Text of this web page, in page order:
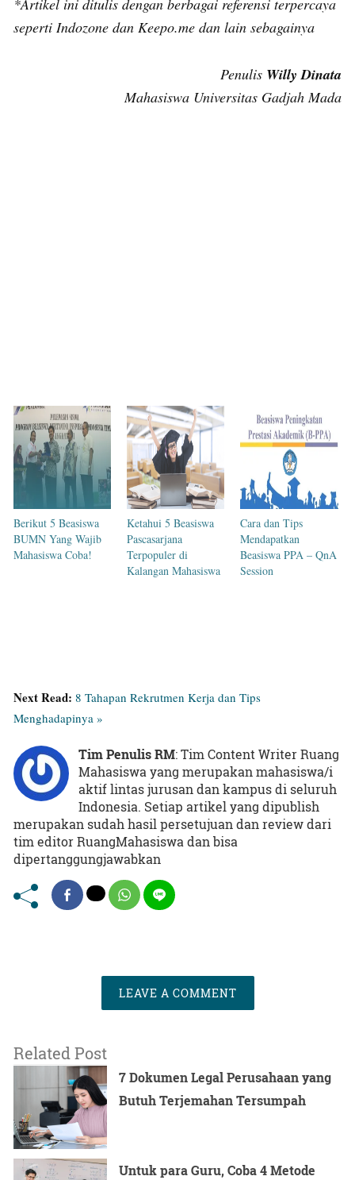
seperti Indozone dan Keepo.me dan lain sebagainya
Penulis Willy Dinata
Mahasiswa Universitas Gadjah Mada
Berikut 5 Beasiswa
BUMN Yang Wajib
Mahasiswa Coba!
Ketahui 5 Beasiswa
Pascasarjana
Terpopuler di
Kalangan Mahasiswa
Cara dan Tips
Mendapatkan
Beasiswa PPA – QnA
Session
Next Read: 8 Tahapan Rekrutmen Kerja dan Tips
Menghadapinya »
Tim Penulis RM: Tim Content Writer Ruang
Mahasiswa yang merupakan mahasiswa/i
aktif lintas jurusan dan kampus di seluruh
Indonesia. Setiap artikel yang dipublish
merupakan sudah hasil persetujuan dan review dari
tim editor RuangMahasiswa dan bisa
dipertanggungjawabkan
LEAVE A COMMENT
Related Post
7 Dokumen Legal Perusahaan yang
Butuh Terjemahan Tersumpah
Untuk para Guru, Coba 4 Metode